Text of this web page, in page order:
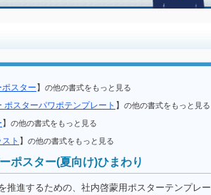
ポスター】 の他の書式をもっと見る
ポスターパワポテンプレート 】 の他の書式をもっと見る
】 の他の書式をもっと見る
ト 】 の他の書式をもっと見る
ポスター(夏向け)ひまわり
推進するための、社内啓蒙用ポスターテンプレー